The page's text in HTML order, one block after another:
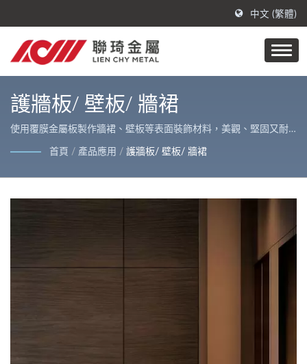
中文 (繁體)
護牆板/ 壁板/ 牆裙
使用覆膜金屬板製作牆裙、壁板等表面裝飾材料，美觀、堅固又耐
用 / 聯琦金屬主要生產商品為PVC覆膜金屬、抗指紋不鏽鋼及金屬原
首頁 / 產品應用 / 護牆板/ 壁板/ 牆裙